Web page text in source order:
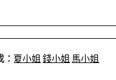
夏小姐 錢小姐 馬小姐